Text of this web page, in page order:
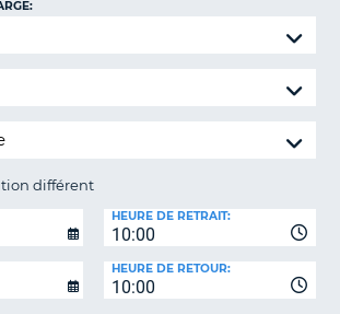
différent
10:00
HEURE DE RETRAIT:
10:00
HEURE DE RETOUR: